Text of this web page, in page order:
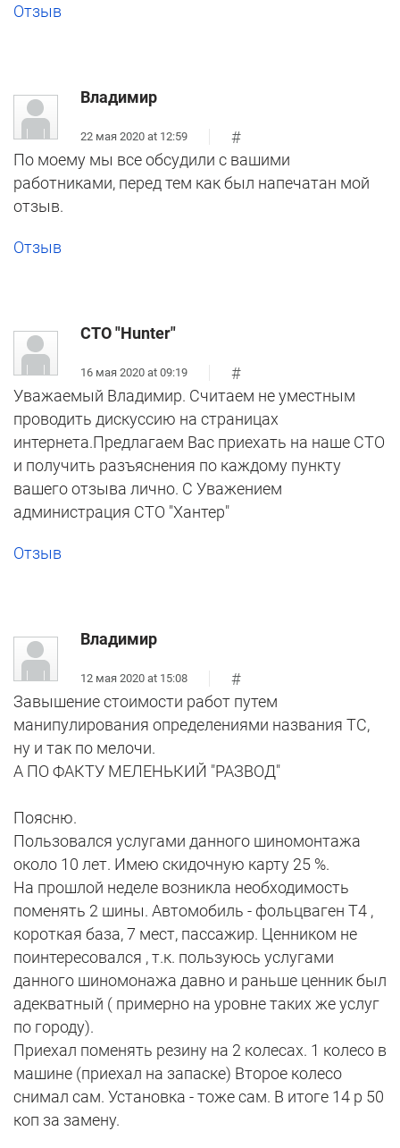
Отзыв
Владимир
22 мая 2020 at 12:59
#
По моему мы все обсудили с вашими
работниками, перед тем как был напечатан мой
отзыв.
Отзыв
СТО "Hunter"
16 мая 2020 at 09:19
#
Уважаемый Владимир. Считаем не уместным
проводить дискуссию на страницах
интернета.Предлагаем Вас приехать на наше СТО
и получить разъяснения по каждому пункту
вашего отзыва лично. С Уважением
администрация СТО "Хантер"
Отзыв
Владимир
12 мая 2020 at 15:08
#
Завышение стоимости работ путем
манипулирования определениями названия ТС,
ну и так по мелочи.
А ПО ФАКТУ МЕЛЕНЬКИЙ "РАЗВОД"
Поясню.
Пользовался услугами данного шиномонтажа
около 10 лет. Имею скидочную карту 25 %.
На прошлой неделе возникла необходимость
поменять 2 шины. Автомобиль - фольцваген Т4 ,
короткая база, 7 мест, пассажир. Ценником не
поинтересовался , т.к. пользуюсь услугами
данного шиномонажа давно и раньше ценник был
адекватный ( примерно на уровне таких же услуг
по городу).
Приехал поменять резину на 2 колесах. 1 колесо в
машине (приехал на запаске) Второе колесо
снимал сам. Установка - тоже сам. В итоге 14 р 50
коп за замену.